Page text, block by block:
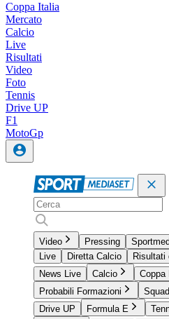
Coppa Italia
Mercato
Calcio
Live
Risultati
Video
Foto
Tennis
Drive UP
F1
MotoGp
Video Pressing
Live
Diretta Calcio
Risultati
News Live
Calcio Coppa
Probabili Formazioni
Drive UP
Formula E